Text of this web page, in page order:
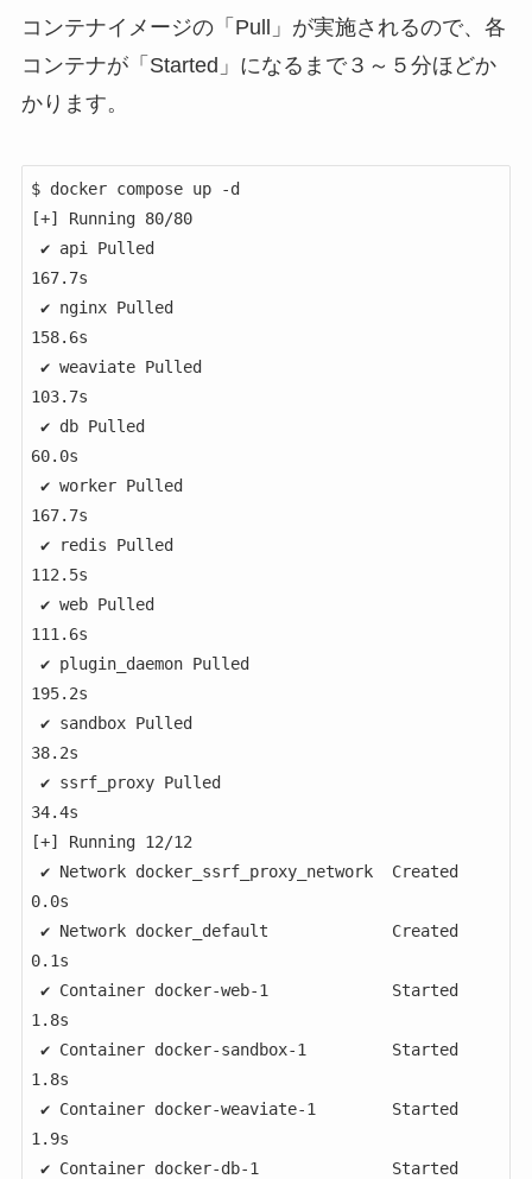
コンテナイメージの「Pull」が実施されるので、各
コンテナが「Started」になるまで３～５分ほどか
かります。
$ docker compose up -d
[+] Running 80/80
167.7s
158.6s
103.7s
60.0s
167.7s
112.5s
111.6s
195.2s
38.2s
34.4s
[+] Running 12/12
0.0s
0.1s
1.8s
1.8s
1.9s